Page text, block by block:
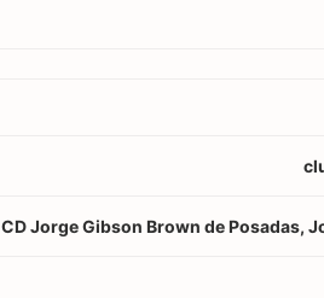
CD Jorge Gibson Brown de Posadas,